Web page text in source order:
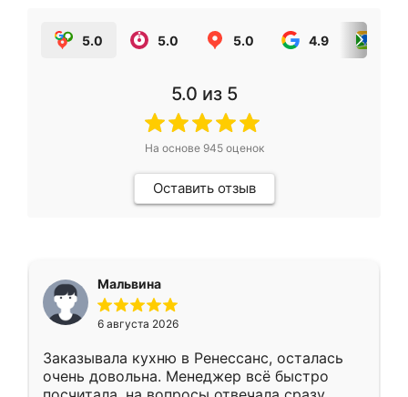
5.0 5.0 5.0 4.9
5.0 из 5
На основе 945оценок
Оставить отзыв
Мальвина
6 августа 2026
Заказывала кухню в Ренессанс, осталась
очень довольна. Менеджер всё быстро